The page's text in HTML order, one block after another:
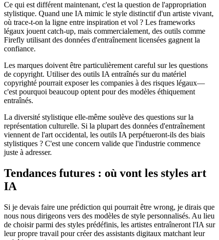
Ce qui est différent maintenant, c'est la question de l'appropriation
stylistique. Quand une IA mimic le style distinctif d'un artiste vivant,
où trace-t-on la ligne entre inspiration et vol ? Les frameworks
légaux jouent catch-up, mais commercialement, des outils comme
Firefly utilisant des données d'entraînement licensées gagnent la
confiance.
Les marques doivent être particulièrement careful sur les questions
de copyright. Utiliser des outils IA entraînés sur du matériel
copyrighté pourrait exposer les companies à des risques légaux—
c'est pourquoi beaucoup optent pour des modèles éthiquement
entraînés.
La diversité stylistique elle-même soulève des questions sur la
représentation culturelle. Si la plupart des données d'entraînement
viennent de l'art occidental, les outils IA perpétueront-ils des biais
stylistiques ? C'est une concern valide que l'industrie commence
juste à adresser.
Tendances futures : où vont les styles art
IA
Si je devais faire une prédiction qui pourrait être wrong, je dirais que
nous nous dirigeons vers des modèles de style personnalisés. Au lieu
de choisir parmi des styles prédéfinis, les artistes entraîneront l'IA sur
leur propre travail pour créer des assistants digitaux matchant leur